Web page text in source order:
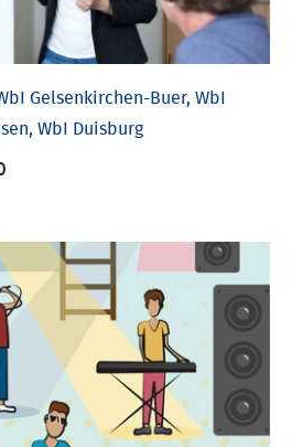
Gelsenkirchen-Buer, WbI
WbI Duisburg